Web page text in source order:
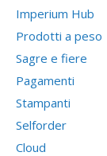
Imperium Hub
Prodotti a peso
Sagre e fiere
Pagamenti
Stampanti
Selforder
Cloud